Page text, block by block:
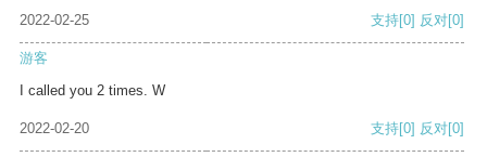
2022-02-25 支持[0] 反对[0]
游客
I called you 2 times. W
2022-02-20 支持[0] 反对[0]